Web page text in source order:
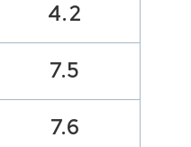
4.2
7.5
7.6